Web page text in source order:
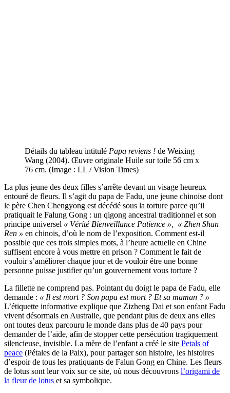
Détails du tableau intitulé Papa reviens ! de Weixing
Wang (2004). Œuvre originale Huile sur toile 56 cm x
76 cm. (Image : LL / Vision Times)
La plus jeune des deux filles s’arrête devant un visage heureux
entouré de fleurs. Il s’agit du papa de Fadu, une jeune chinoise dont
le père Chen Chengyong est décédé sous la torture parce qu’il
pratiquait le Falung Gong : un qigong ancestral traditionnel et son
principe universel « Vérité Bienveillance Patience », « Zhen Shan
Ren » en chinois, d’où le nom de l’exposition. Comment est-il
possible que ces trois simples mots, à l’heure actuelle en Chine
suffisent encore à vous mettre en prison ? Comment le fait de
vouloir s’améliorer chaque jour et de vouloir être une bonne
personne puisse justifier qu’un gouvernement vous torture ?
La fillette ne comprend pas. Pointant du doigt le papa de Fadu, elle
demande : « Il est mort ? Son papa est mort ? Et sa maman ? »
L’étiquette informative explique que Zizheng Dai et son enfant Fadu
vivent désormais en Australie, que pendant plus de deux ans elles
ont toutes deux parcouru le monde dans plus de 40 pays pour
demander de l’aide, afin de stopper cette persécution tragiquement
silencieuse, invisible. La mère de l’enfant a créé le site Petals of
peace (Pétales de la Paix), pour partager son histoire, les histoires
d’espoir de tous les pratiquants de Falun Gong en Chine. Les fleurs
de lotus sont leur voix sur ce site, où nous découvrons l’origami de
la fleur de lotus et sa symbolique.